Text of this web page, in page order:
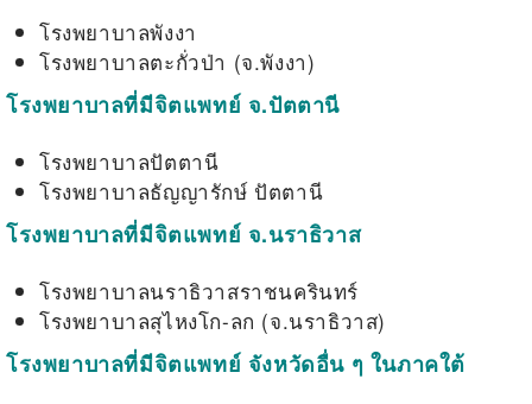
โรงพยาบาลพังงา
โรงพยาบาลตะกั่วป่า (จ.พังงา)
โรงพยาบาลที่มีจิตแพทย์ จ.ปัตตานี
โรงพยาบาลปัตตานี
โรงพยาบาลธัญญารักษ์ ปัตตานี
โรงพยาบาลที่มีจิตแพทย์ จ.นราธิวาส
โรงพยาบาลนราธิวาสราชนครินทร์
โรงพยาบาลสุไหงโก-ลก (จ.นราธิวาส)
โรงพยาบาลที่มีจิตแพทย์ จังหวัดอื่น ๆ ในภาคใต้